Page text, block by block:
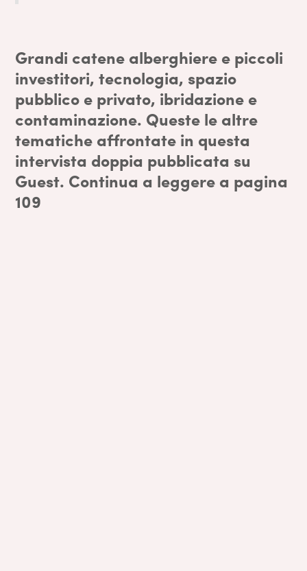
Grandi catene alberghiere e piccoli
investitori, tecnologia, spazio
pubblico e privato, ibridazione e
contaminazione. Queste le altre
tematiche affrontate in questa
intervista doppia pubblicata su
Guest. Continua a leggere a pagina
109